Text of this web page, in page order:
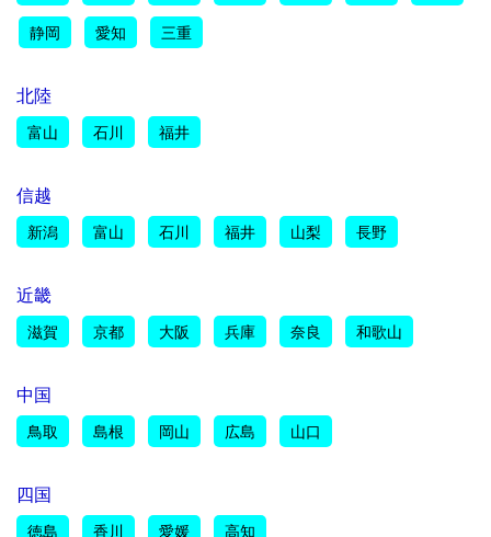
静岡 愛知 三重
北陸
富山 石川 福井
信越
新潟 富山 石川 福井 山梨 長野
近畿
滋賀 京都 大阪 兵庫 奈良 和歌山
中国
鳥取 島根 岡山 広島 山口
四国
徳島 香川 愛媛 高知